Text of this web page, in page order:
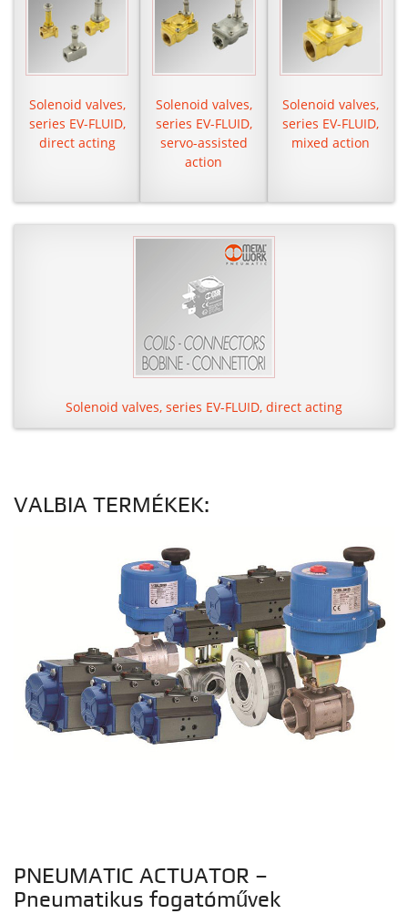
Solenoid valves,
series EV-FLUID,
direct acting
Solenoid valves,
series EV-FLUID,
servo-assisted
action
Solenoid valves,
series EV-FLUID,
mixed action
Solenoid valves, series EV-FLUID, direct acting
VALBIA TERMÉKEK:
PNEUMATIC ACTUATOR –
Pneumatikus fogatóművek